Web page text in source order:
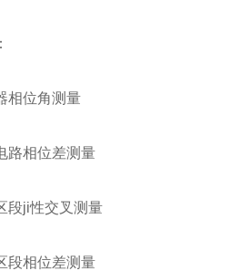
相位角测量
路相位差测量
段ji性交叉测量
段相位差测量